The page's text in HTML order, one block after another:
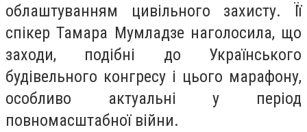
облаштуванням цивільного захисту. Її
спікер Тамара Мумладзе наголосила, що
заходи, подібні до Українського
будівельного конгресу і цього марафону,
особливо актуальні у період
повномасштабної війни.